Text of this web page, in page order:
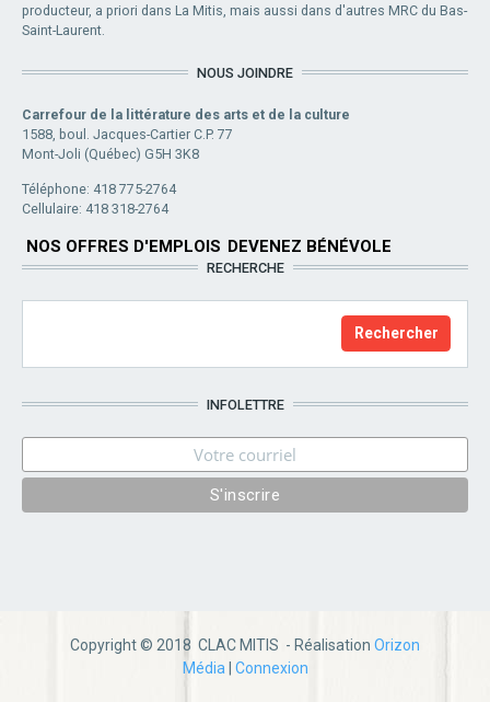
producteur, a priori dans La Mitis, mais aussi dans d'autres MRC du Bas-
Saint-Laurent.
NOUS JOINDRE
Carrefour de la littérature des arts et de la culture
1588, boul. Jacques-Cartier C.P. 77
Mont-Joli (Québec) G5H 3K8
Téléphone: 418 775-2764
Cellulaire: 418 318-2764
NOS OFFRES D'EMPLOIS DEVENEZ BÉNÉVOLE
RECHERCHE
INFOLETTRE
Copyright © 2018 CLAC MITIS - Réalisation Orizon
Média
Connexion